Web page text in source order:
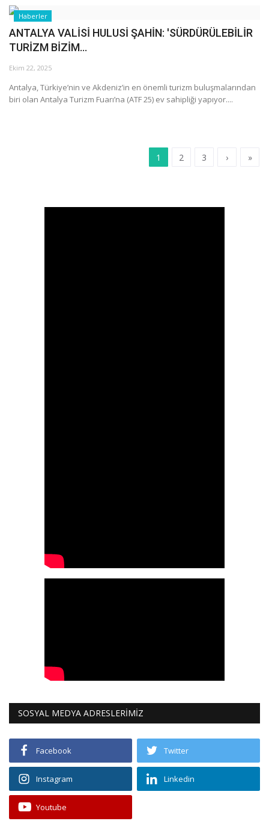
Haberler
ANTALYA VALİSİ HULUSİ ŞAHİN: 'SÜRDÜRÜLEBİLİR
TURİZM BİZİM...
Ekim 22, 2025
Antalya, Türkiye’nin ve Akdeniz’in en önemli turizm buluşmalarından
biri olan Antalya Turizm Fuarı’na (ATF 25) ev sahipliği yapıyor....
1 2 3 › »
SOSYAL MEDYA ADRESLERİMİZ
Facebook Twitter
Instagram Linkedin
Youtube